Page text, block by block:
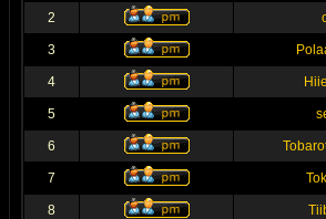
2
3
4
5
6
7
8